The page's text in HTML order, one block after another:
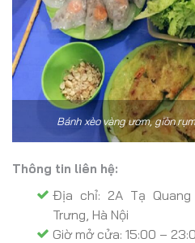
Bánh xèo vàng ươm, giòn
Thông tin liên hệ:
Địa chỉ: 2A Tạ Quang
Trưng, Hà Nội
Giờ mở cửa: 15:00 –